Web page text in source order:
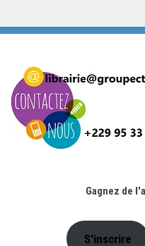
était :
est :
Gagnez de
S'inscrire